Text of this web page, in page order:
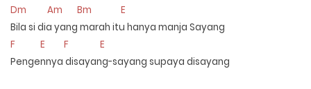
Dm
Am Bm
E
Bila si dia yang marah itu hanya manja Sayang
F
E F
E
Pengennya disayang-sayang supaya disayang